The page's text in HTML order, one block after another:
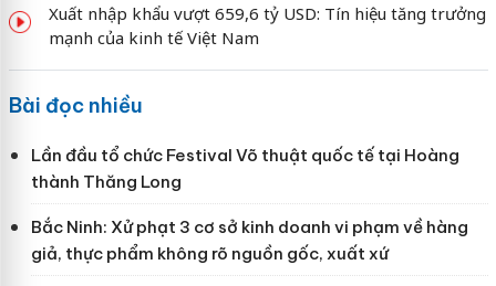
Xuất nhập khẩu vượt 659,6 tỷ USD: Tín hiệu tăng trưởng
mạnh của kinh tế Việt Nam
Bài đọc nhiều
Lần đầu tổ chức Festival Võ thuật quốc tế tại Hoàng
thành Thăng Long
Bắc Ninh: Xử phạt 3 cơ sở kinh doanh vi phạm về hàng
giả, thực phẩm không rõ nguồn gốc, xuất xứ